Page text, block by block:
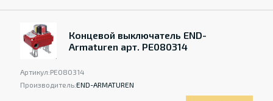
Концевой выключатель END-
Armaturen арт. PE080314
Артикул:PE080314
Производитель:END-ARMATUREN